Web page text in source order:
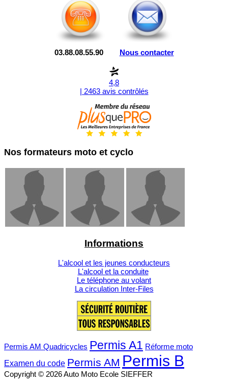
03.88.08.55.90 Nous contacter
4,8
| 2463 avis contrôlés
Nos formateurs moto et cyclo
Informations
L'alcool et les jeunes conducteurs
L'alcool et la conduite
Le téléphone au volant
La circulation Inter-Files
Permis AM Quadricycles Permis A1 Réforme moto
Examen du code Permis AM Permis B
Copyright © 2026 Auto Moto Ecole SIEFFER